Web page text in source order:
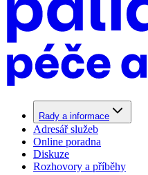
Rady a informace
Adresář služeb
Online poradna
Diskuze
Rozhovory a příběhy